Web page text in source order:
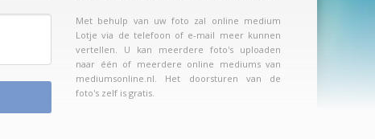
Met behulp van uw foto zal online medium
Lotje via de telefoon of e-mail meer kunnen
vertellen. U kan meerdere foto's uploaden
naar één of meerdere online mediums van
mediumsonline.nl. Het doorsturen van de
foto's zelf is gratis.